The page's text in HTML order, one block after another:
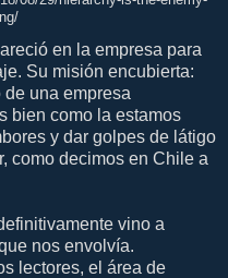
en la empresa para
Su misión encubierta:
una empresa
bien como la estamos
y dar golpes de látigo
como decimos en Chile a
vino a
nos envolvía.
lectores, el área de